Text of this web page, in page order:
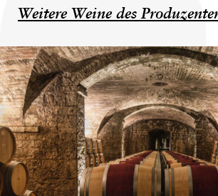
Weitere Weine des